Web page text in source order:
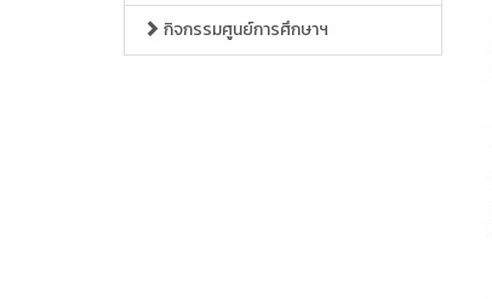
กิจกรรมศูนย์การศึกษาฯ